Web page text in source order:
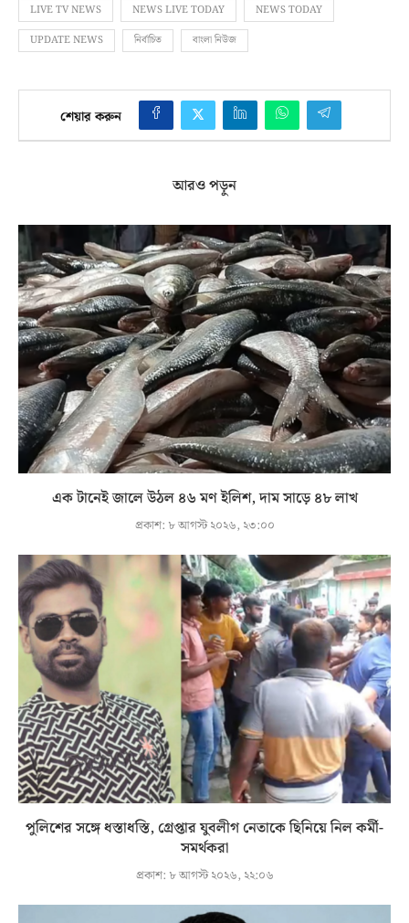
LIVE TV NEWS
NEWS LIVE TODAY
NEWS TODAY
UPDATE NEWS
নির্বাচিত বাংলা নিউজ
শেয়ার করুন
আরও পড়ুন
এক টানেই জালে উঠল ৪৬ মণ ইলিশ, দাম সাড়ে ৪৮ লাখ
প্রকাশ: ৮ আগস্ট ২০২৬, ২৩:০০
পুলিশের সঙ্গে ধস্তাধস্তি, গ্রেপ্তার যুবলীগ নেতাকে ছিনিয়ে নিল কর্মী-
সমর্থকরা
প্রকাশ: ৮ আগস্ট ২০২৬, ২২:০৬